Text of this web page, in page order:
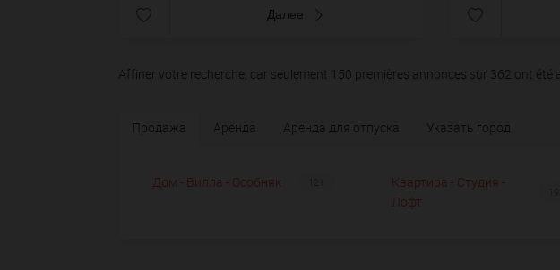
Далее
Affiner votre recherche, car seulement 150 premières annonces sur 362 ont été
Продажа Аренда Аренда для отпуска Указать город
Дом - Вилла - Особняк
Квартира - Студия -
Лофт